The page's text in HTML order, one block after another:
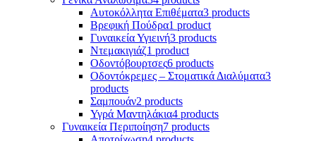
Αυτοκόλλητα Επιθέματα3 products
Βρεφική Πούδρα1 product
Γυναικεία Υγιεινή3 products
Ντεμακιγιάζ1 product
Οδοντόβουρτσες6 products
Οδοντόκρεμες – Στοματικά Διαλύματα3
products
Σαμπουάν2 products
Υγρά Μαντηλάκια4 products
Γυναικεία Περιποίηση7 products